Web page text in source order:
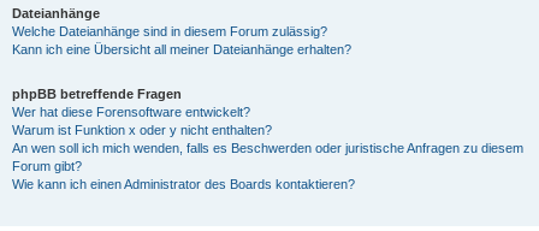
Dateianhänge
Welche Dateianhänge sind in diesem Forum zulässig?
Kann ich eine Übersicht all meiner Dateianhänge erhalten?
phpBB betreffende Fragen
Wer hat diese Forensoftware entwickelt?
Warum ist Funktion x oder y nicht enthalten?
An wen soll ich mich wenden, falls es Beschwerden oder juristische Anfragen zu diesem
Forum gibt?
Wie kann ich einen Administrator des Boards kontaktieren?